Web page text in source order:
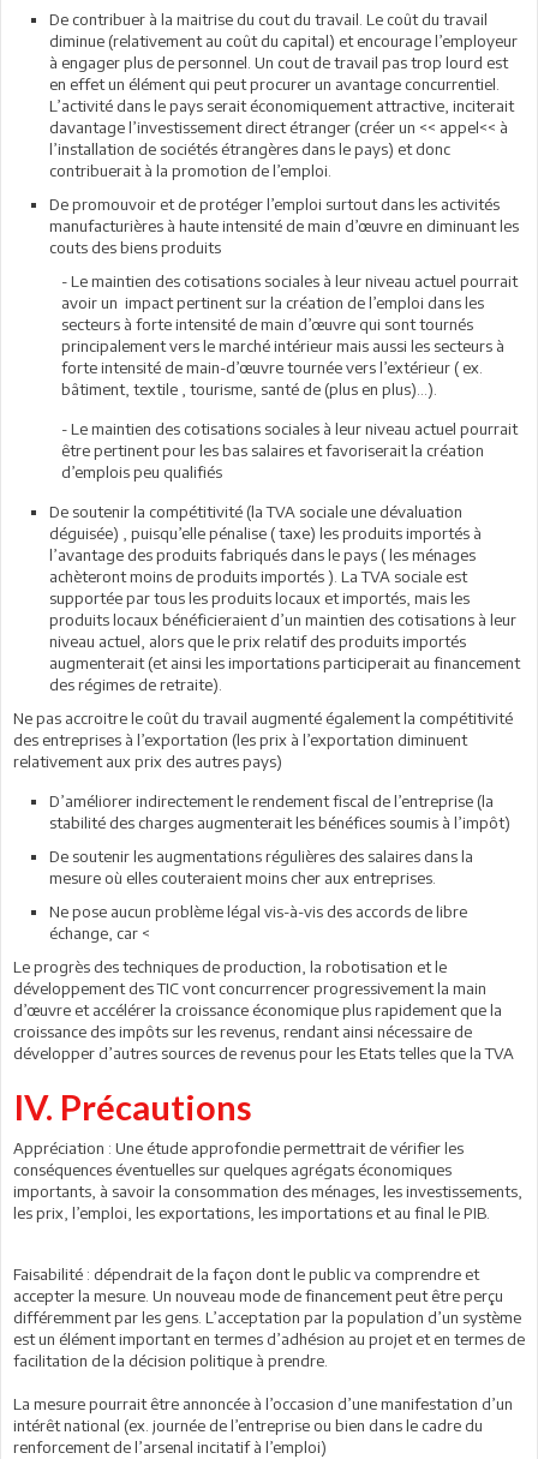
De contribuer à la maitrise du cout du travail. Le coût du travail
diminue (relativement au coût du capital) et encourage l’employeur
à engager plus de personnel. Un cout de travail pas trop lourd est
en effet un élément qui peut procurer un avantage concurrentiel.
L’activité dans le pays serait économiquement attractive, inciterait
davantage l’investissement direct étranger (créer un << appel<< à
l’installation de sociétés étrangères dans le pays) et donc
contribuerait à la promotion de l’emploi.
De promouvoir et de protéger l’emploi surtout dans les activités
manufacturières à haute intensité de main d’œuvre en diminuant les
couts des biens produits
- Le maintien des cotisations sociales à leur niveau actuel pourrait
avoir un impact pertinent sur la création de l’emploi dans les
secteurs à forte intensité de main d’œuvre qui sont tournés
principalement vers le marché intérieur mais aussi les secteurs à
forte intensité de main-d’œuvre tournée vers l’extérieur ( ex.
bâtiment, textile , tourisme, santé de (plus en plus)…).
- Le maintien des cotisations sociales à leur niveau actuel pourrait
être pertinent pour les bas salaires et favoriserait la création
d’emplois peu qualifiés
De soutenir la compétitivité (la TVA sociale une dévaluation
déguisée) , puisqu’elle pénalise ( taxe) les produits importés à
l’avantage des produits fabriqués dans le pays ( les ménages
achèteront moins de produits importés ). La TVA sociale est
supportée par tous les produits locaux et importés, mais les
produits locaux bénéficieraient d’un maintien des cotisations à leur
niveau actuel, alors que le prix relatif des produits importés
augmenterait (et ainsi les importations participerait au financement
des régimes de retraite).
Ne pas accroitre le coût du travail augmenté également la compétitivité
des entreprises à l’exportation (les prix à l’exportation diminuent
relativement aux prix des autres pays)
D’améliorer indirectement le rendement fiscal de l’entreprise (la
stabilité des charges augmenterait les bénéfices soumis à l’impôt)
De soutenir les augmentations régulières des salaires dans la
mesure où elles couteraient moins cher aux entreprises.
Ne pose aucun problème légal vis-à-vis des accords de libre
échange, car <
Le progrès des techniques de production, la robotisation et le
développement des TIC vont concurrencer progressivement la main
d’œuvre et accélérer la croissance économique plus rapidement que la
croissance des impôts sur les revenus, rendant ainsi nécessaire de
développer d’autres sources de revenus pour les Etats telles que la TVA
IV. Précautions
Appréciation : Une étude approfondie permettrait de vérifier les
conséquences éventuelles sur quelques agrégats économiques
importants, à savoir la consommation des ménages, les investissements,
les prix, l’emploi, les exportations, les importations et au final le PIB.
Faisabilité : dépendrait de la façon dont le public va comprendre et
accepter la mesure. Un nouveau mode de financement peut être perçu
différemment par les gens. L’acceptation par la population d’un système
est un élément important en termes d’adhésion au projet et en termes de
facilitation de la décision politique à prendre.
La mesure pourrait être annoncée à l’occasion d’une manifestation d’un
intérêt national (ex. journée de l’entreprise ou bien dans le cadre du
renforcement de l’arsenal incitatif à l’emploi)